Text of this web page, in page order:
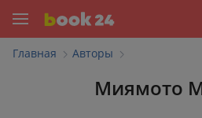
Главная Авторы
Миямото